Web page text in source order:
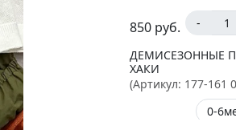
850 руб. -
ДЕМИСЕЗОННЫЕ
ХАКИ
(Артикул: 177-161